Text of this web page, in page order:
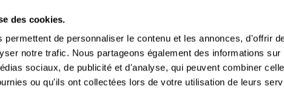
des cookies.
permettent de personnaliser le contenu et les annonces, d'offrir
notre trafic. Nous partageons également des informations
sociaux, de publicité et d'analyse, qui peuvent combiner
ou qu'ils ont collectées lors de votre utilisation de leurs
parachutistes d’infanterie dans les Ardennes. À
fut déployée pour secourir des Américains pris au piège
le temps de comprendre ce qui se passait autour de lui
dans la tête. Il fut alors nommé éclaireur de sa
tua trois tireurs d’élite, détruisit quatre nids de
démantèlement de deux chars allemands.